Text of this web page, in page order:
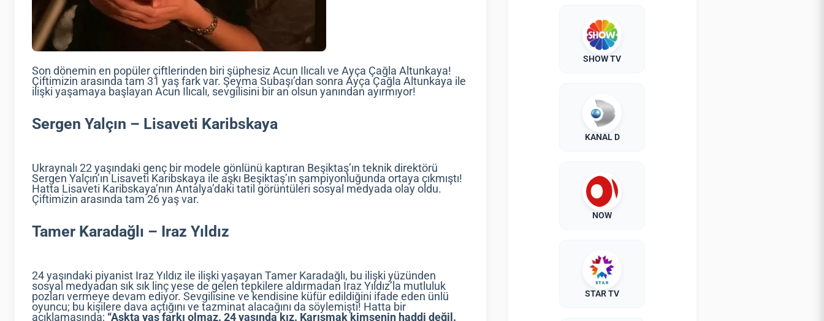
Son dönemin en popüler çiftlerinden biri şüphesiz Acun Ilıcalı ve Ayça Çağla Altunkaya!
Çiftimizin arasında tam 31 yaş fark var. Şeyma Subaşı’dan sonra Ayça Çağla Altunkaya ile
ilişki yaşamaya başlayan Acun Ilıcalı, sevgilisini bir an olsun yanından ayırmıyor!
Sergen Yalçın – Lisaveti Karibskaya
Ukraynalı 22 yaşındaki genç bir modele gönlünü kaptıran Beşiktaş’ın teknik direktörü
Sergen Yalçın’ın Lisaveti Karibskaya ile aşkı Beşiktaş’ın şampiyonluğunda ortaya çıkmıştı!
Hatta Lisaveti Karibskaya’nın Antalya’daki tatil görüntüleri sosyal medyada olay oldu.
Çiftimizin arasında tam 26 yaş var.
Tamer Karadağlı – Iraz Yıldız
24 yaşındaki piyanist Iraz Yıldız ile ilişki yaşayan Tamer Karadağlı, bu ilişki yüzünden
sosyal medyadan sık sık linç yese de gelen tepkilere aldırmadan Iraz Yıldız’la mutluluk
pozları vermeye devam ediyor. Sevgilisine ve kendisine küfür edildiğini ifade eden ünlü
oyuncu; bu kişilere dava açtığını ve tazminat alacağını da söylemişti! Hatta bir
açıklamasında; “Aşkta yaş farkı olmaz. 24 yaşında kız. Karışmak kimsenin haddi değil.
SHOW TV
KANAL D
NOW
STAR TV